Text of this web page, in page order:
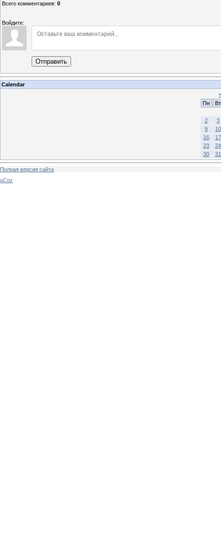
Всего комментариев: 0
Войдите:
Отправить
Calendar
«
Пн
Вт
2
3
9
10
16
17
23
24
30
31
Полная версия сайта
uCoz